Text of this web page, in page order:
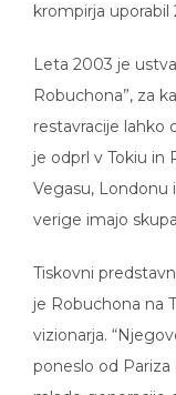
krompirja
Leta 2003 je
Robuchona”, za
restavracije lahko
je odprl v Tokiu in
Vegasu, Londonu
verige imajo
Tiskovni
je Robuchona na
vizionarja.
poneslo od Pariza